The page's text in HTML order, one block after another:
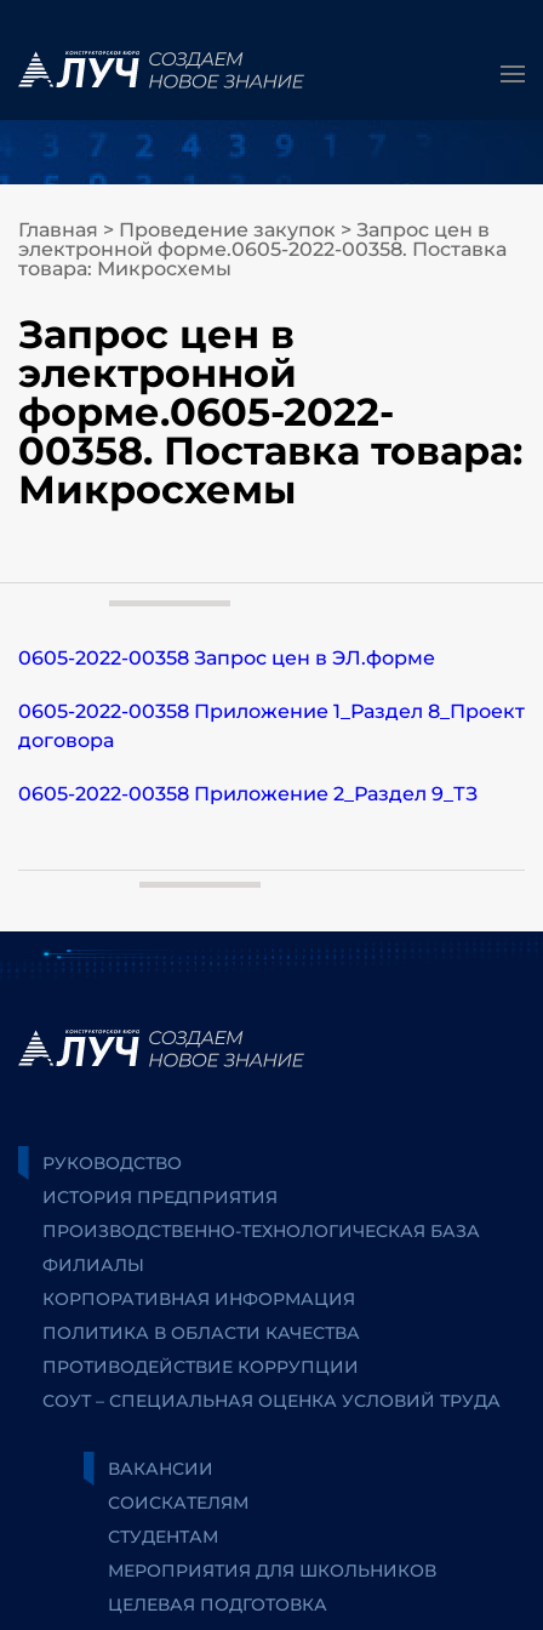
Главная > Проведение закупок > Запрос цен в
электронной форме.0605-2022-00358. Поставка
товара: Микросхемы
Запрос цен в
электронной
форме.0605-2022-
00358. Поставка товара:
Микросхемы
0605-2022-00358 Запрос цен в ЭЛ.форме
0605-2022-00358 Приложение 1_Раздел 8_Проект
договора
0605-2022-00358 Приложение 2_Раздел 9_ТЗ
РУКОВОДСТВО
ИСТОРИЯ ПРЕДПРИЯТИЯ
ПРОИЗВОДСТВЕННО-ТЕХНОЛОГИЧЕСКАЯ БАЗА
ФИЛИАЛЫ
КОРПОРАТИВНАЯ ИНФОРМАЦИЯ
ПОЛИТИКА В ОБЛАСТИ КАЧЕСТВА
ПРОТИВОДЕЙСТВИЕ КОРРУПЦИИ
СОУТ – СПЕЦИАЛЬНАЯ ОЦЕНКА УСЛОВИЙ ТРУДА
ВАКАНСИИ
СОИСКАТЕЛЯМ
СТУДЕНТАМ
МЕРОПРИЯТИЯ ДЛЯ ШКОЛЬНИКОВ
ЦЕЛЕВАЯ ПОДГОТОВКА